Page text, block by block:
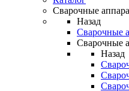
Сварочные
Назад
Сварочные
Сварочные
Назад